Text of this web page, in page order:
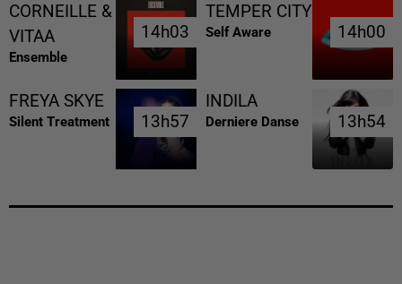
CORNEILLE &
VITAA
Ensemble
14h03
14h03
TEMPER CITY
Self Aware 14h00
14h00
FREYA SKYE
Silent Treatment 13h57
13h57
INDILA
Derniere Danse 13h54
13h54